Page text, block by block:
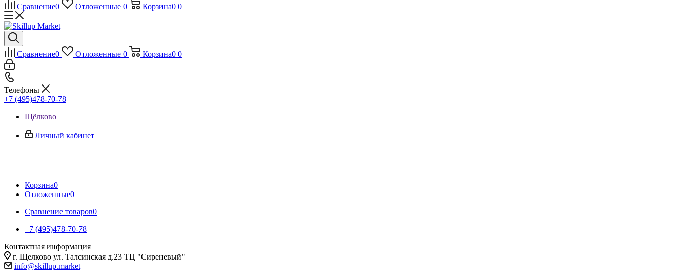
Сравнение0 Отложенные 0 Корзина0 0
Сравнение0 Отложенные 0 Корзина0 0
Телефоны
+7 (495)478-70-78
Щёлково
Личный кабинет
Корзина0
Отложенные0
Сравнение товаров0
+7 (495)478-70-78
Контактная информация
г. Щелково ул. Талсинская д.23 ТЦ "Сиреневый"
info@skillup.market